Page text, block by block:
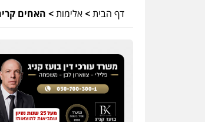
דף הבית>אלימות> האחים